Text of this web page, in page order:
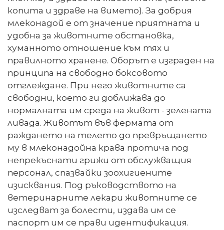
копита и здраве на вимето). За добрия
млеконадой е от значение приятната и
удобна за животните обстановка,
хуманното отношение към тях и
правилното хранене. Оборът е изграден на
принципа на свободно боксовото
отглеждане. При него животните са
свободни, което ги доближава до
нормалната им среда на живот - зелената
ливада. Животът във фермата от
раждането на телето до превръщането
му в млеконадойна крава протича под
непрекъснати грижи от обслужващия
персонал, спазвайки зоохигиените
изисквания. Под ръководството на
ветеринарните лекари животните се
изследват за болести, издава им се
паспорт им се прави идентификация.